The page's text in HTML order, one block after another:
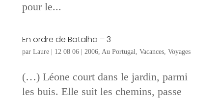
pour le...
En ordre de Batalha – 3
par Laure| 12 08 06| 2006, Au Portugal, Vacances, Voyages
(…) Léone court dans le jardin, parmi
les buis. Elle suit les chemins, passe